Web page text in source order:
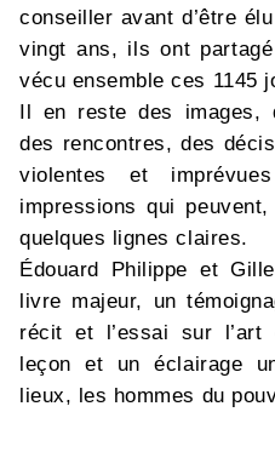
conseiller avant d’être
vingt ans, ils ont
vécu ensemble ces 1145
Il en reste des images,
des rencontres, des
violentes et
impressions qui
quelques lignes claires.
Édouard Philippe et
livre majeur, un
récit et l’essai sur l’art
leçon et un éclairage
lieux, les hommes du